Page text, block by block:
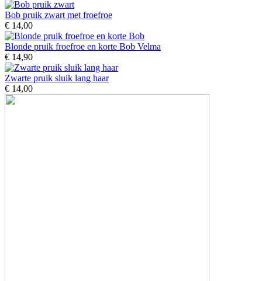
Bob pruik zwart met froefroe
€ 14,00
Blonde pruik froefroe en korte Bob Velma
€ 14,90
Zwarte pruik sluik lang haar
€ 14,00